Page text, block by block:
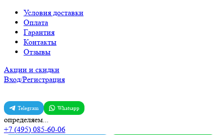
Условия доставки
Оплата
Гарантия
Контакты
Отзывы
Акции и скидки
Вход/Регистрация
Telegram Whatsapp
определяем...
+7 (495) 085-60-06